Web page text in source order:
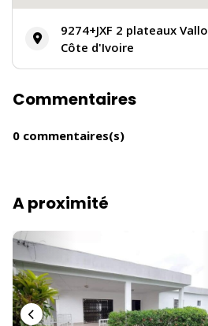
9274+JXF 2 plateaux
Côte d'Ivoire
Commentaires
0 commentaires(s)
A proximité